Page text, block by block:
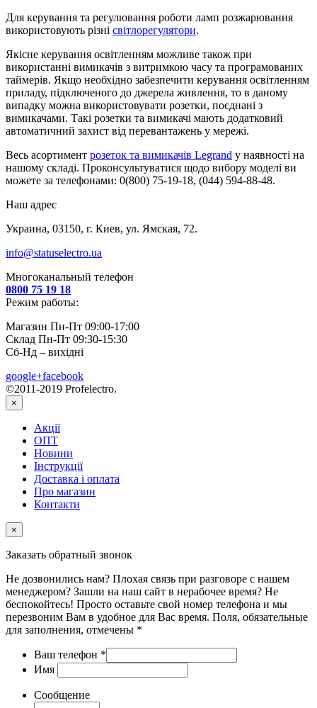
Для керування та регулювання роботи ламп розжарювання
використовують різні світлорегулятори.
Якісне керування освітленням можливе також при
використанні вимикачів з витримкою часу та програмованих
таймерів. Якщо необхідно забезпечити керування освітленням
приладу, підключеного до джерела живлення, то в даному
випадку можна використовувати розетки, поєднані з
вимикачами. Такі розетки та вимикачі мають додатковий
автоматичний захист від перевантажень у мережі.
Весь асортимент розеток та вимикачів Legrand у наявності на
нашому складі. Проконсультуватися щодо вибору моделі ви
можете за телефонами: 0(800) 75-19-18, (044) 594-88-48.
Наш адрес
Украина, 03150, г. Киев, ул. Ямская, 72.
info@statuselectro.ua
Многоканальный телефон
0800 75 19 18
Режим работы:
Магазин Пн-Пт 09:00-17:00
Склад Пн-Пт 09:30-15:30
Сб-Нд – вихідні
google+facebook
©2011-2019 Profelectro.
×
Акції
ОПТ
Новини
Інструкції
Доставка і оплата
Про магазин
Контакти
×
Заказать обратный звонок
Не дозвонились нам? Плохая связь при разговоре с нашем
менеджером? Зашли на наш сайт в нерабочее время? Не
беспокойтесь! Просто оставьте свой номер телефона и мы
перезвоним Вам в удобное для Вас время. Поля, обязательные
для заполнения, отмечены *
Ваш телефон *
Имя
Сообщение